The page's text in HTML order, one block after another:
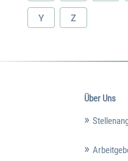
Y Z
Über Uns